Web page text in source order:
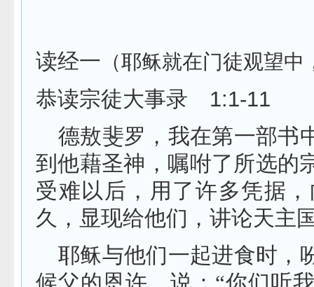
读经一 （耶稣就在门徒观望
恭读宗徒大事录 1:1-11
德敖斐罗，我在第一部书
到他藉圣神，嘱咐了所选的
受难以后，用了许多凭据
久，显现给他们，讲论天主
耶稣与他们一起进食时，